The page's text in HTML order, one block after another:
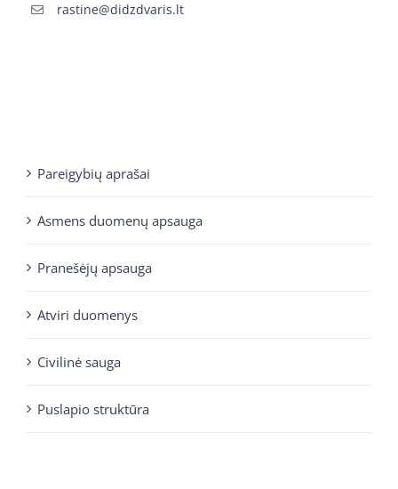
rastine@didzdvaris.lt
Pareigybių aprašai
Asmens duomenų apsauga
Pranešėjų apsauga
Atviri duomenys
Civilinė sauga
Puslapio struktūra